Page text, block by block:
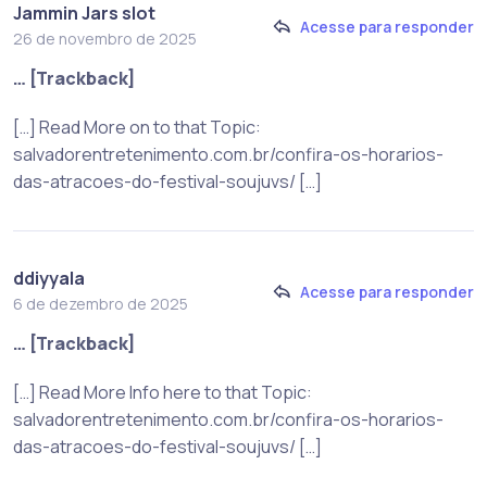
Jammin Jars slot
26 de novembro de 2025
Acesse para responder
… [Trackback]
[…] Read More on to that Topic:
salvadorentretenimento.com.br/confira-os-horarios-
das-atracoes-do-festival-soujuvs/ […]
ddiyyala
6 de dezembro de 2025
Acesse para responder
… [Trackback]
[…] Read More Info here to that Topic:
salvadorentretenimento.com.br/confira-os-horarios-
das-atracoes-do-festival-soujuvs/ […]